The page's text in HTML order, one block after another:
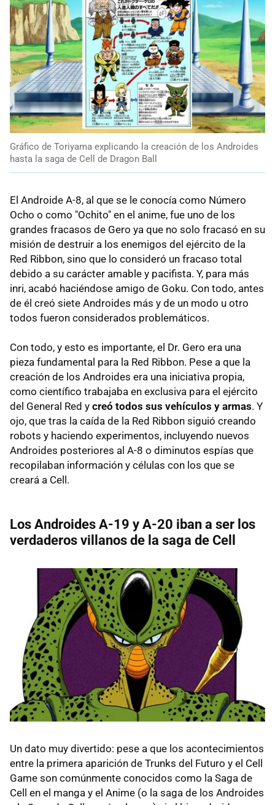
Gráfico de Toriyama explicando la creación de los Androides
hasta la saga de Cell de Dragon Ball
El Androide A-8, al que se le conocía como Número
Ocho o como "Ochito" en el anime, fue uno de los
grandes fracasos de Gero ya que no solo fracasó en su
misión de destruir a los enemigos del ejército de la
Red Ribbon, sino que lo consideró un fracaso total
debido a su carácter amable y pacifista. Y, para más
inri, acabó haciéndose amigo de Goku. Con todo, antes
de él creó siete Androides más y de un modo u otro
todos fueron considerados problemáticos.
Con todo, y esto es importante, el Dr. Gero era una
pieza fundamental para la Red Ribbon. Pese a que la
creación de los Androides era una iniciativa propia,
como científico trabajaba en exclusiva para el ejército
del General Red y creó todos sus vehículos y armas. Y
ojo, que tras la caída de la Red Ribbon siguió creando
robots y haciendo experimentos, incluyendo nuevos
Androides posteriores al A-8 o diminutos espías que
recopilaban información y células con los que se
creará a Cell.
Los Androides A-19 y A-20 iban a ser los
verdaderos villanos de la saga de Cell
Un dato muy divertido: pese a que los acontecimientos
entre la primera aparición de Trunks del Futuro y el Cell
Game son comúnmente conocidos como la Saga de
Cell en el manga y el Anime (o la saga de los Androides